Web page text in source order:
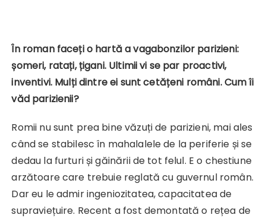
În roman faceți o hartă a vagabonzilor parizieni:
șomeri, ratați, țigani. Ultimii vi se par proactivi,
inventivi. Mulți dintre ei sunt cetățeni români. Cum îi
văd parizienii?
Romii nu sunt prea bine văzuți de parizieni, mai ales
când se stabilesc în mahalalele de la periferie și se
dedau la furturi și găinării de tot felul. E o chestiune
arzătoare care trebuie reglată cu guvernul român.
Dar eu le admir ingeniozitatea, capacitatea de
supraviețuire. Recent a fost demontată o rețea de